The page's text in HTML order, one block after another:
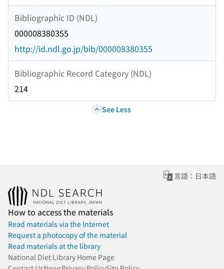
Bibliographic ID (NDL)
000008380355
http://id.ndl.go.jp/bib/000008380355
Bibliographic Record Category (NDL)
214
See Less
言語：日本語
How to access the materials
Read materials via the Internet
Request a photocopy of the material
Read materials at the library
National Diet Library Home Page